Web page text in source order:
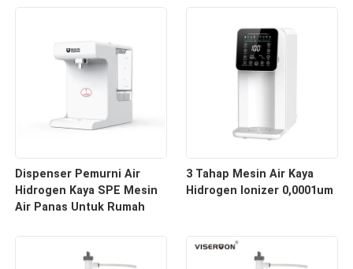
Dispenser Pemurni Air
Hidrogen Kaya SPE Mesin
Air Panas Untuk Rumah
3 Tahap Mesin Air Kaya
Hidrogen Ionizer 0,0001um